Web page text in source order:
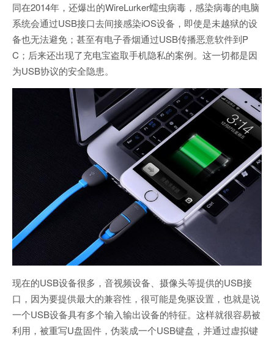
同在2014年，还爆出的WireLurker蠕虫病毒，感染病毒的电脑
系统会通过USB接口去间接感染iOS设备，即使是未越狱的设
备也无法避免；甚至有电子香烟通过USB传播恶意软件到P
C；后来还出现了充电宝盗取手机隐私的案例。这一切都是因
为USB协议的安全隐患。
现在的USB设备很多，音视频设备、摄像头等提供的USB接
口，因为要提供最大的兼容性，很可能是免驱设置，也就是说
一个USB设备具有多个输入输出设备的特征。这样就很容易被
利用，被重写U盘固件，伪装成一个USB键盘，并通过虚拟键